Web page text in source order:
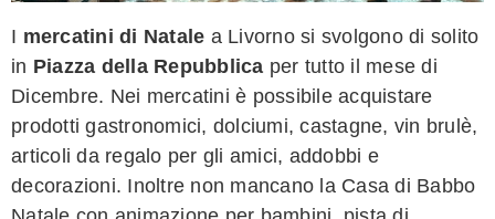
I mercatini di Natale a Livorno si svolgono di solito
in Piazza della Repubblica per tutto il mese di
Dicembre. Nei mercatini è possibile acquistare
prodotti gastronomici, dolciumi, castagne, vin brulè,
articoli da regalo per gli amici, addobbi e
decorazioni. Inoltre non mancano la Casa di Babbo